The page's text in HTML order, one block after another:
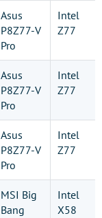
Asus
P8Z77-V
Pro
Intel
Z77
Asus
P8Z77-V
Pro
Intel
Z77
Asus
P8Z77-V
Pro
Intel
Z77
MSI Big
Bang
Intel
X58